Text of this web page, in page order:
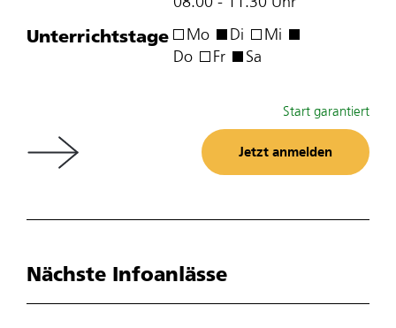
Unterrichtstage Mo Di
Mi
Do
Fr Sa
Start garantiert
Jetzt anmelden
Nächste Infoanlässe